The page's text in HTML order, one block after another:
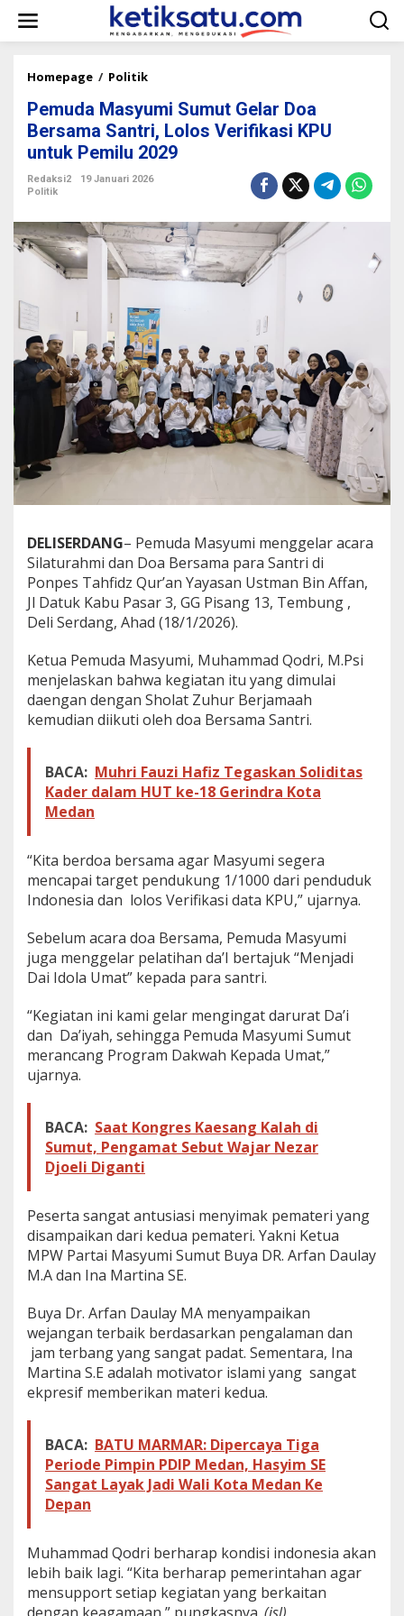
w
Homepage / Politik
m
u
d
a
M
y
u
m
i
u
m
u
t
G
e
l
a
r
D
s
a
m
a
S
a
t
r
i
,
L
o
s
i
i
k
s
i
P
u
n
t
m
i
0
2
9
Pemuda Masyumi Sumut Gelar Doa
Bersama Santri, Lolos Verifikasi KPU
untuk Pemilu 2029
Redaksi2
19 Januari 2026
Politik
DELISERDANG– Pemuda Masyumi menggelar acara
Silaturahmi dan Doa Bersama para Santri di
Ponpes Tahfidz Qur’an Yayasan Ustman Bin Affan,
Jl Datuk Kabu Pasar 3, GG Pisang 13, Tembung ,
Deli Serdang, Ahad (18/1/2026).
Ketua Pemuda Masyumi, Muhammad Qodri, M.Psi
menjelaskan bahwa kegiatan itu yang dimulai
daengan dengan Sholat Zuhur Berjamaah
kemudian diikuti oleh doa Bersama Santri.
BACA: Muhri Fauzi Hafiz Tegaskan Soliditas
Kader dalam HUT ke-18 Gerindra Kota
Medan
“Kita berdoa bersama agar Masyumi segera
mencapai target pendukung 1/1000 dari penduduk
Indonesia dan lolos Verifikasi data KPU,” ujarnya.
Sebelum acara doa Bersama, Pemuda Masyumi
juga menggelar pelatihan da’I bertajuk “Menjadi
Dai Idola Umat” kepada para santri.
“Kegiatan ini kami gelar mengingat darurat Da’i
dan Da’iyah, sehingga Pemuda Masyumi Sumut
merancang Program Dakwah Kepada Umat,”
ujarnya.
BACA: Saat Kongres Kaesang Kalah di
Sumut, Pengamat Sebut Wajar Nezar
Djoeli Diganti
Peserta sangat antusiasi menyimak pemateri yang
disampaikan dari kedua pemateri. Yakni Ketua
MPW Partai Masyumi Sumut Buya DR. Arfan Daulay
M.A dan Ina Martina SE.
Buya Dr. Arfan Daulay MA menyampaikan
wejangan terbaik berdasarkan pengalaman dan
jam terbang yang sangat padat. Sementara, Ina
Martina S.E adalah motivator islami yang sangat
ekpresif memberikan materi kedua.
BACA: BATU MARMAR: Dipercaya Tiga
Periode Pimpin PDIP Medan, Hasyim SE
Sangat Layak Jadi Wali Kota Medan Ke
Depan
Muhammad Qodri berharap kondisi indonesia akan
lebih baik lagi. “Kita berharap pemerintahan agar
mensupport setiap kegiatan yang berkaitan